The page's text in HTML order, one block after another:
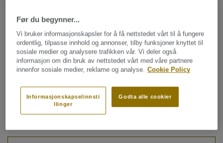
produksjonen, i henhold til prinsippene om massebalanse.
Artikkelnummer for rullvare er 21144 og 21145 for fliser,
men samme tresifrede fargekode som for ordinær
kolleksjon.
Tarketts iQ-gulv er også blitt et foretrukket
kommersielle miljøer slik som kontorer og butikker.
Kolleksjonen kan gjenvinnes og bli til råvare for nye gulv.
Collection.
Rull (1 ref.) Flis (1 ref.)
1.81 kg CO /m2
KLIMAAVTRYKK MITT PROSJEKT
Før du begynner...
Vi bruker informasjonskapsler for å få nettstedet vårt til å fungere
ordentlig, tilpasse innhold og annonser, tilby funksjoner knyttet til
sosiale medier og analysere trafikken vår. Vi deler også
informasjon om din bruk av nettstedet vårt med våre partnere
innenfor sosiale medier, reklame og analyse. Cookie Policy
Godta alle cookier
Informasjonskapselinnsti
llinger